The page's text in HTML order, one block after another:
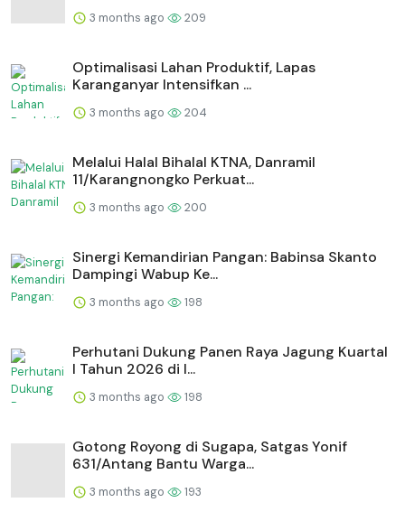
3 months ago 209
Optimalisasi Lahan Produktif, Lapas
Karanganyar Intensifkan ...
3 months ago 204
Melalui Halal Bihalal KTNA, Danramil
11/Karangnongko Perkuat...
3 months ago 200
Sinergi Kemandirian Pangan: Babinsa Skanto
Dampingi Wabup Ke...
3 months ago 198
Perhutani Dukung Panen Raya Jagung Kuartal
I Tahun 2026 di I...
3 months ago 198
Gotong Royong di Sugapa, Satgas Yonif
631/Antang Bantu Warga...
3 months ago 193